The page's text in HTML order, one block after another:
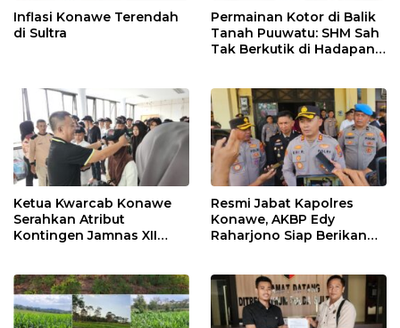
Inflasi Konawe Terendah
di Sultra
Permainan Kotor di Balik
Tanah Puuwatu: SHM Sah
Tak Berkutik di Hadapan
Ketua Kwarcab Konawe
Serahkan Atribut
Kontingen Jamnas XII
Resmi Jabat Kapolres
Konawe, AKBP Edy
Raharjono Siap Berikan